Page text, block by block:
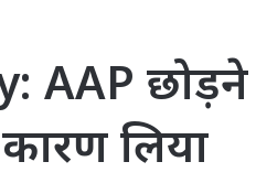
AAP छोड़ने
लिया